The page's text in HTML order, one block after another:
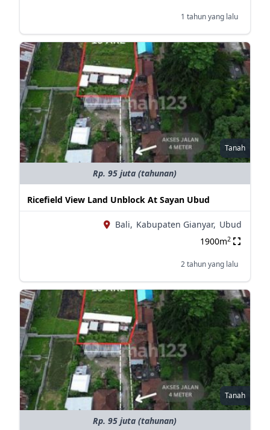
1 tahun yang lalu
Tanah
Rp. 95 juta (tahunan)
Ricefield View Land Unblock At Sayan Ubud
Bali, Kabupaten Gianyar, Ubud
1900m2
2 tahun yang lalu
Tanah
Rp. 95 juta (tahunan)